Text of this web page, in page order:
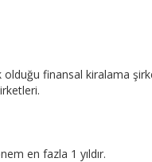
finansal kiralama
en fazla 1 yıldır.